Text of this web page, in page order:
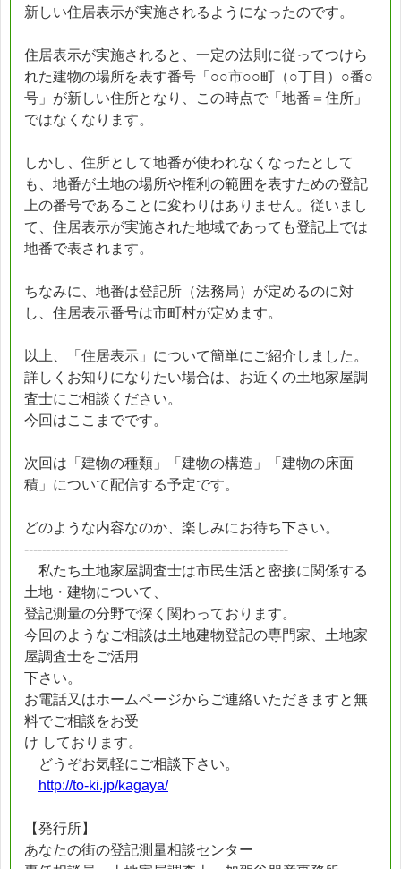
新しい住居表示が実施されるようになったのです。
住居表示が実施されると、一定の法則に従ってつけら
れた建物の場所を表す番号「○○市○○町（○丁目）○番○
号」が新しい住所となり、この時点で「地番＝住所」
ではなくなります。
しかし、住所として地番が使われなくなったとして
も、地番が土地の場所や権利の範囲を表すための登記
上の番号であることに変わりはありません。従いまし
て、住居表示が実施された地域であっても登記上では
地番で表されます。
ちなみに、地番は登記所（法務局）が定めるのに対
し、住居表示番号は市町村が定めます。
以上、「住居表示」について簡単にご紹介しました。
詳しくお知りになりたい場合は、お近くの土地家屋調
査士にご相談ください。
今回はここまでです。
次回は「建物の種類」「建物の構造」「建物の床面
積」について配信する予定です。
どのような内容なのか、楽しみにお待ち下さい。
-----------------------------------------------------------
私たち土地家屋調査士は市民生活と密接に関係する
土地・建物について、
登記測量の分野で深く関わっております。
今回のようなご相談は土地建物登記の専門家、土地家
屋調査士をご活用
下さい。
お電話又はホームページからご連絡いただきますと無
料でご相談をお受
け しております。
どうぞお気軽にご相談下さい。
http://to-ki.jp/kagaya/
【発行所】
あなたの街の登記測量相談センター